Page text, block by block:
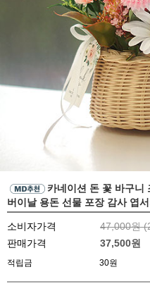
카네이션 돈 꽃 바구니
버이날 용돈 선물 포장 감사 엽
소비자가격 47,000원 (
판매가격
37,500원
적립금 30원